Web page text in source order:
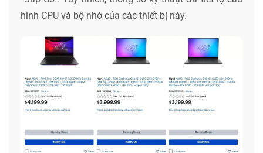
hình CPU và bộ nhớ của các thiết bị này.